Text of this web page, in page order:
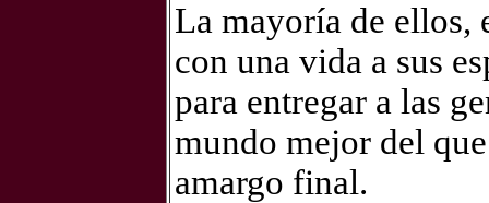
La mayoría de ellos,
con una vida a sus
para entregar a las
mundo mejor del
amargo final.